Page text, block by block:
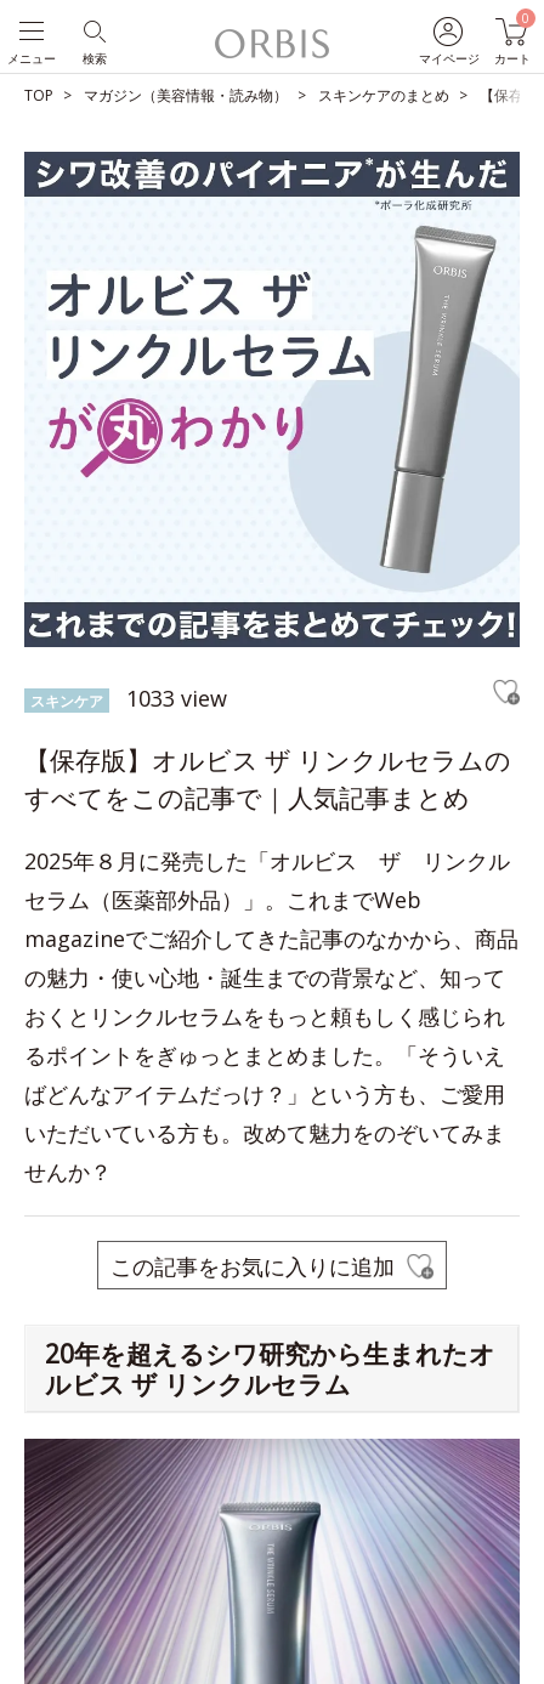
マイページ
0
カート
検索
メニュー
TOP マガジン（美容情報・読み物） スキンケアのまとめ 【保存
スキンケア 1033 view
【保存版】オルビス ザ リンクルセラムの
すべてをこの記事で｜人気記事まとめ
2025年８月に発売した「オルビス ザ リンクル
セラム（医薬部外品）」。これまでWeb
magazineでご紹介してきた記事のなかから、商品
の魅力・使い心地・誕生までの背景など、知って
おくとリンクルセラムをもっと頼もしく感じられ
るポイントをぎゅっとまとめました。「そういえ
ばどんなアイテムだっけ？」という方も、ご愛用
いただいている方も。改めて魅力をのぞいてみま
せんか？
この記事をお気に入りに追加
20年を超えるシワ研究から生まれたオ
ルビス ザ リンクルセラム